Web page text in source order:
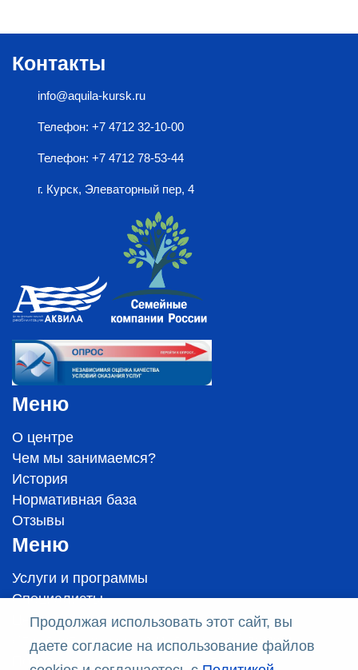
Контакты
info@aquila-kursk.ru
Телефон: +7 4712 32-10-00
Телефон: +7 4712 78-53-44
г. Курск, Элеваторный пер, 4
Меню
О центре
Чем мы занимаемся?
История
Нормативная база
Отзывы
Меню
Услуги и программы
Специалисты
Цены
Стандарты оказания медицинской помощи
Политика конфиденциальности
Продолжая использовать этот сайт, вы
даете согласие на использование файлов